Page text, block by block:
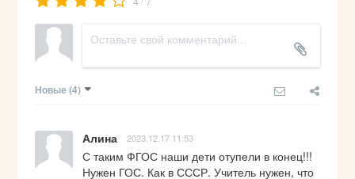
Новые (4)
Алина 2023.12.17 11:53
С таким ФГОС наши дети отупели в конец!!!
Нужен ГОС. Как в СССР. Учитель нужен, что